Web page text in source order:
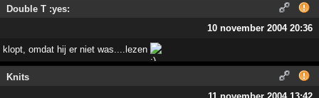
Double T :yes:
10 november 2004 20:36
klopt, omdat hij er niet was....lezen
Knits